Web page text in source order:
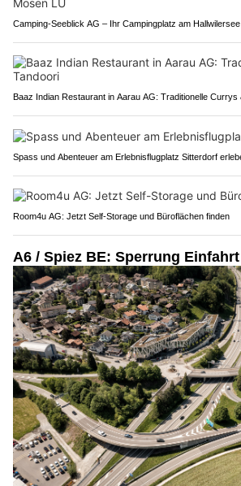
Camping-Seeblick AG – Ihr Campingplatz am
Baaz Indian Restaurant in Aarau AG: Traditionelle Currys
Spass und Abenteuer am Erlebnisflugplatz Sitterdorf
Room4u AG: Jetzt Self-Storage und Büroflächen finden
A6 / Spiez BE: Sperrung